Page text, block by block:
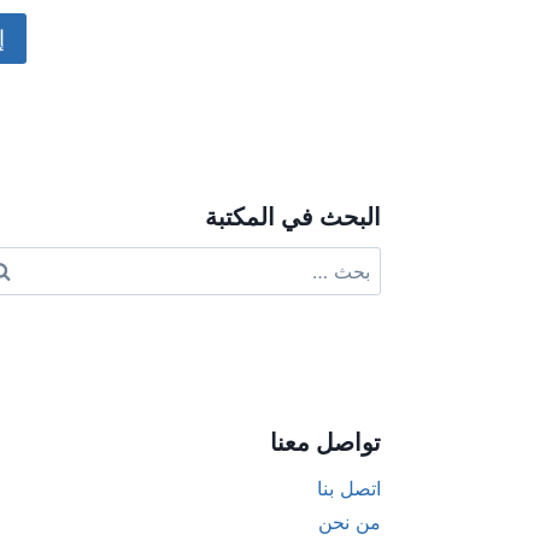
البحث في المكتبة
عن:
تواصل معنا
اتصل بنا
من نحن